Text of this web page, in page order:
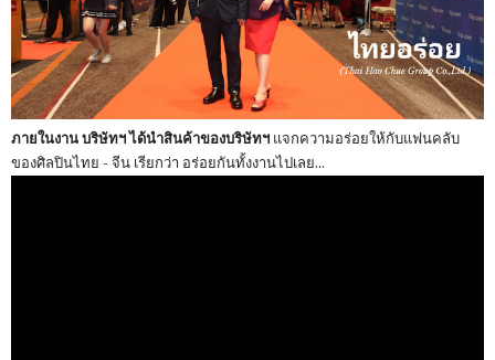
ภายในงาน บริษัทฯ ได้นำสินค้าของบริษัทฯ แจกความอร่อยให้กับแฟนคลับ
ของศิลปินไทย - จีน เรียกว่า อร่อยกันทั้งงานไปเลย...